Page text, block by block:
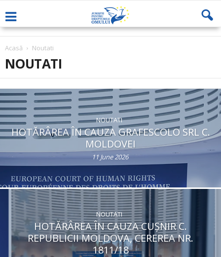
Acasă Noutati
NOUTATI
NOUTATI
HOTĂRÂREA ÎN CAUZA GRAFESCOLO SRL C.
MOLDOVEI
11 June 2026
NOUTATI
HOTĂRÂREA ÎN CAUZA CUŞNIR C.
REPUBLICII MOLDOVA, CEREREA NR.
1811/18